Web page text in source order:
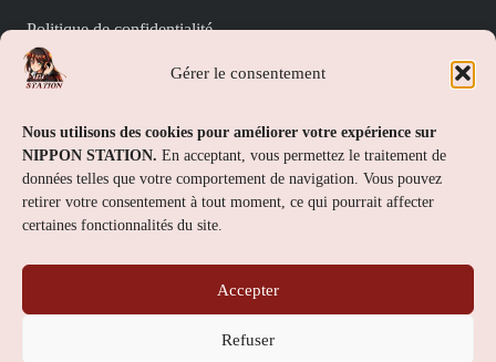
Gérer le consentement
Nous utilisons des cookies pour améliorer votre expérience sur
NIPPON STATION. En acceptant, vous permettez le traitement de
données telles que votre comportement de navigation. Vous pouvez
retirer votre consentement à tout moment, ce qui pourrait affecter
certaines fonctionnalités du site.
Accepter
Refuser
Politique de confidentialité
Politique de cookies (UE)
Nippon Station
À propos
FAQs
Contact